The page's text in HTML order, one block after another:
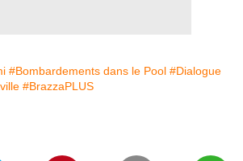
#Bombardements dans le Pool #Dialogue
#BrazzaPLUS